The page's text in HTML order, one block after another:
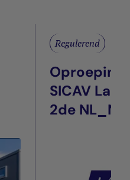
Regulerend
SICAV La
2de NL_NL